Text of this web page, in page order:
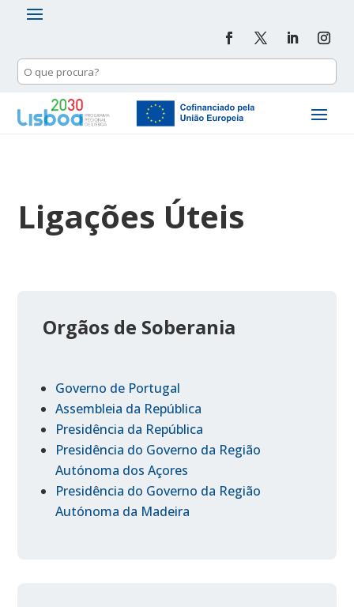
Ligações Úteis
Orgãos de Soberania
Governo de Portugal
Assembleia da República
Presidência da República
Presidência do Governo da Região
Autónoma dos Açores
Presidência do Governo da Região
Autónoma da Madeira